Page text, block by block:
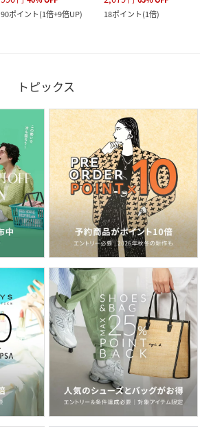
90ポイント(1倍+9倍UP)
18ポイント(1倍)
トピックス